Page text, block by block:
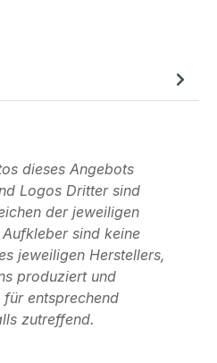
dieses Angebots
Logos Dritter sind
der jeweiligen
sind keine
jeweiligen Herstellers,
produziert und
entsprechend
zutreffend.